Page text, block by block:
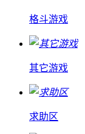
格斗游戏
其它游戏
求助区